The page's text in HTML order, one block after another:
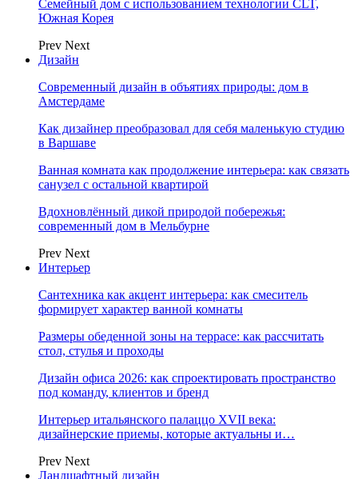
Семейный дом с использованием технологии CLT,
Южная Корея
Prev Next
Дизайн
Современный дизайн в объятиях природы: дом в
Амстердаме
Как дизайнер преобразовал для себя маленькую студию
в Варшаве
Ванная комната как продолжение интерьера: как связать
санузел с остальной квартирой
Вдохновлённый дикой природой побережья:
современный дом в Мельбурне
Prev Next
Интерьер
Сантехника как акцент интерьера: как смеситель
формирует характер ванной комнаты
Размеры обеденной зоны на террасе: как рассчитать
стол, стулья и проходы
Дизайн офиса 2026: как спроектировать пространство
под команду, клиентов и бренд
Интерьер итальянского палаццо XVII века:
дизайнерские приемы, которые актуальны и…
Prev Next
Ландшафтный дизайн